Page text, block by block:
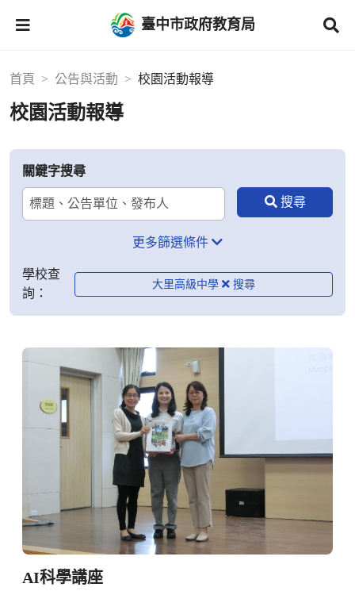
臺中市政府教育局
首頁 公告與活動 校園活動報導
校園活動報導
關鍵字搜尋
更多篩選條件
學校查
詢：
大里高級中學
AI科學講座